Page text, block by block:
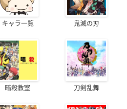
キャラ一覧 鬼滅の刃
暗殺教室 刀剣乱舞